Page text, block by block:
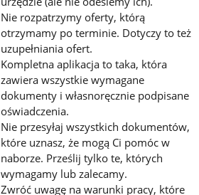
Nie rozpatrzymy oferty, którą
otrzymamy po terminie. Dotyczy to też
uzupełniania ofert.
Kompletna aplikacja to taka, która
zawiera wszystkie wymagane
dokumenty i własnoręcznie podpisane
oświadczenia.
Nie przesyłaj wszystkich dokumentów,
które uznasz, że mogą Ci pomóc w
naborze. Prześlij tylko te, których
wymagamy lub zalecamy.
Zwróć uwagę na warunki pracy, które